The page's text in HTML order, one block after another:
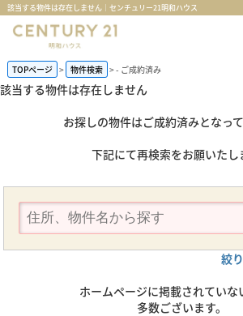
該当する物件は存在しません｜センチュリー21明和ハウス
TOPページ 物件検索 - ご成約済み
該当する物件は存在しません
お探しの物件はご成約済みとなって
下記にて再検索をお願いたし
絞
ホームページに掲載されていな
多数ございます。